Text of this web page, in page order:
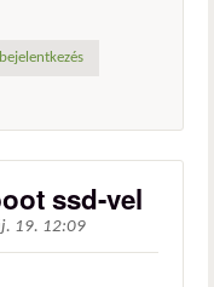
bejelentkezés
ssd-vel
19. 12:09